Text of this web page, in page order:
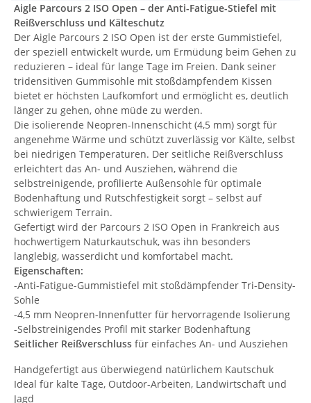
Aigle Parcours 2 ISO Open – der Anti-Fatigue-Stiefel mit
Reißverschluss und Kälteschutz
Der Aigle Parcours 2 ISO Open ist der erste Gummistiefel,
der speziell entwickelt wurde, um Ermüdung beim Gehen zu
reduzieren – ideal für lange Tage im Freien. Dank seiner
tridensitiven Gummisohle mit stoßdämpfendem Kissen
bietet er höchsten Laufkomfort und ermöglicht es, deutlich
länger zu gehen, ohne müde zu werden.
Die isolierende Neopren-Innenschicht (4,5 mm) sorgt für
angenehme Wärme und schützt zuverlässig vor Kälte, selbst
bei niedrigen Temperaturen. Der seitliche Reißverschluss
erleichtert das An- und Ausziehen, während die
selbstreinigende, profilierte Außensohle für optimale
Bodenhaftung und Rutschfestigkeit sorgt – selbst auf
schwierigem Terrain.
Gefertigt wird der Parcours 2 ISO Open in Frankreich aus
hochwertigem Naturkautschuk, was ihn besonders
langlebig, wasserdicht und komfortabel macht.
Eigenschaften:
-Anti-Fatigue-Gummistiefel mit stoßdämpfender Tri-Density-
Sohle
-4,5 mm Neopren-Innenfutter für hervorragende Isolierung
-Selbstreinigendes Profil mit starker Bodenhaftung
Seitlicher Reißverschluss für einfaches An- und Ausziehen
Handgefertigt aus überwiegend natürlichem Kautschuk
Ideal für kalte Tage, Outdoor-Arbeiten, Landwirtschaft und
Jagd